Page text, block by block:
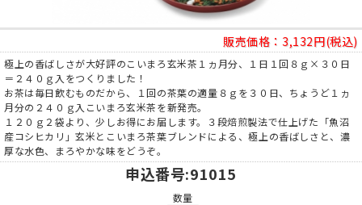
販売価格： 3,132円(税込)
極上の香ばしさが大好評のこいまろ玄米茶１ヵ月分、１日１回８ｇ×３０日
＝２４０ｇ入をつくりました！
お茶は毎日飲むものだから、１回の茶葉の適量８ｇを３０日、ちょうど１ヵ
月分の２４０ｇ入こいまろ玄米茶を新発売。
１２０ｇ２袋より、少しお得にお届します。３段焙煎製法で仕上げた「魚沼
産コシヒカリ」玄米とこいまろ茶葉ブレンドによる、極上の香ばしさと、濃
厚な水色、まろやかな味をどうぞ。
申込番号:91015
数量